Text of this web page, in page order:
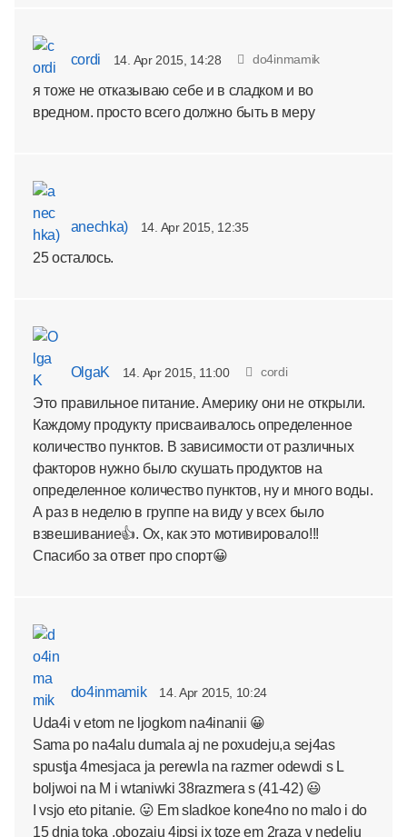
cordi 14. Apr 2015, 14:28 do4inmamik
я тоже не отказываю себе и в сладком и во
вредном. просто всего должно быть в меру
anechka) 14. Apr 2015, 12:35
25 осталось.
OlgaK 14. Apr 2015, 11:00 cordi
Это правильное питание. Америку они не открыли.
Каждому продукту присваивалось определенное
количество пунктов. В зависимости от различных
факторов нужно было скушать продуктов на
определенное количество пунктов, ну и много воды.
А раз в неделю в группе на виду у всех было
взвешивание👍. Ох, как это мотивировало!!!
Спасибо за ответ про спорт😀
do4inmamik 14. Apr 2015, 10:24
Uda4i v etom ne ljogkom na4inanii 😀
Sama po na4alu dumala aj ne poxudeju,a sej4as
spustja 4mesjaca ja perewla na razmer odewdi s L
boljwoi na M i wtaniwki 38razmera s (41-42) 😃
I vsjo eto pitanie. 😛 Em sladkoe kone4no no malo i do
15 dnja toka ,obozaju 4ipsi ix toze em 2raza v nedelju